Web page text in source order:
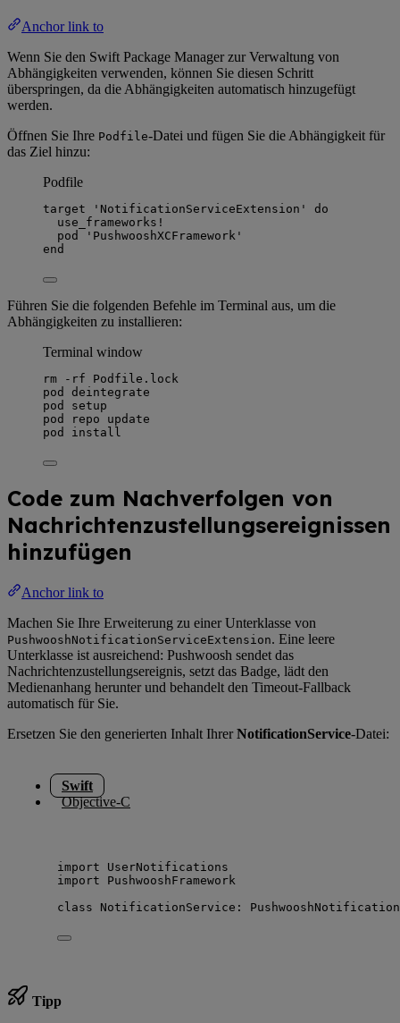
Anchor link to
Wenn Sie den Swift Package Manager zur Verwaltung von
Abhängigkeiten verwenden, können Sie diesen Schritt
überspringen, da die Abhängigkeiten automatisch hinzugefügt
werden.
Öffnen Sie Ihre Podfile-Datei und fügen Sie die Abhängigkeit für
das Ziel hinzu:
Podfile
target ' NotificationServiceExtension '
do
use_frameworks!
pod
' PushwooshXCFramework '
end
Führen Sie die folgenden Befehle im Terminal aus, um die
Abhängigkeiten zu installieren:
Terminal window
rm -rf
Podfile.lock
pod
deintegrate
pod
setup
pod
repo
update
pod
install
Code zum Nachverfolgen von
Nachrichtenzustellungsereignissen
hinzufügen
Anchor link to
Machen Sie Ihre Erweiterung zu einer Unterklasse von
PushwooshNotificationServiceExtension. Eine leere
Unterklasse ist ausreichend: Pushwoosh sendet das
Nachrichtenzustellungsereignis, setzt das Badge, lädt den
Medienanhang herunter und behandelt den Timeout-Fallback
automatisch für Sie.
Ersetzen Sie den generierten Inhalt IhrerNotificationService-Datei:
Swift
Objective-C
import UserNotifications
import PushwooshFramework
class NotificationService:
Tipp